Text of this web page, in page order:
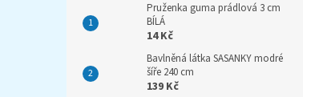
Pruženka guma prádlová 3 cm
BÍLÁ
14 Kč
Bavlněná látka SASANKY modré
šíře 240 cm
139 Kč